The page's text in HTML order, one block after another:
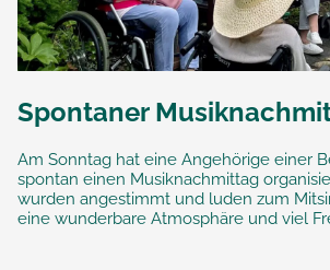
Spontaner
Am Sonntag hat eine Angehörige einer
spontan einen Musiknachmittag
wurden angestimmt und luden zum
eine wunderbare Atmosphäre und viel